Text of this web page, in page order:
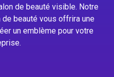
de beauté visible. Notre
beauté vous offrira une
un emblème pour votre